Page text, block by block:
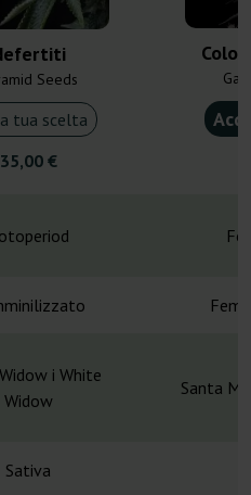
Seeds
tua scelta
35,00 €
i White
Widow
Santa
Sativa